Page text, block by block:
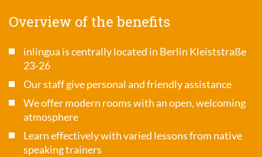
Overview of the benefits
inlingua is centrally located in Berlin Kleiststraße
23-26
Our staff give personal and friendly assistance
We offer modern rooms with an open, welcoming
atmosphere
Learn effectively with varied lessons from native
speaking trainers